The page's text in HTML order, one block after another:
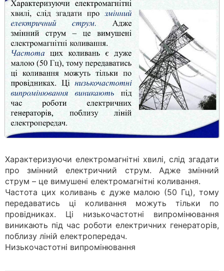
Характеризуючи електромагнітні хвилі, слід згадати
про змінний електричний струм. Адже змінний
струм – це вимушені електромагнітні коливання.
Частота цих коливань є дуже малою (50 Гц), тому
передаватись ці коливання можуть тільки по
провідниках. Ці низькочастотні випромінювання
виникають під час роботи електричних генераторів,
поблизу ліній електропередач.
Низькочастотні випромінювання